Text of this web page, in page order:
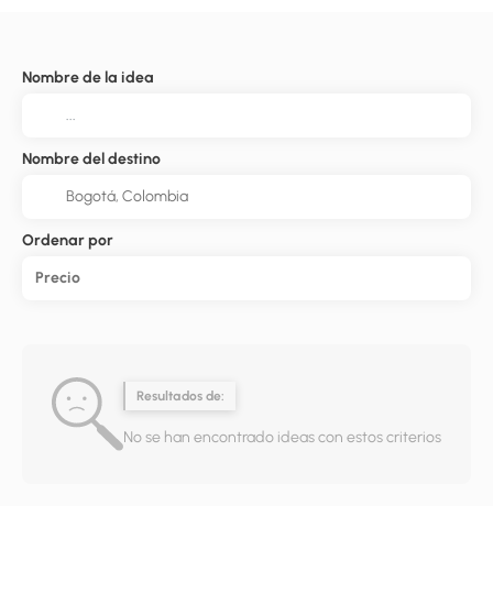
Nombre de la idea
Nombre del destino
Ordenar por
Precio
Resultados de:
No se han encontrado ideas con estos criterios